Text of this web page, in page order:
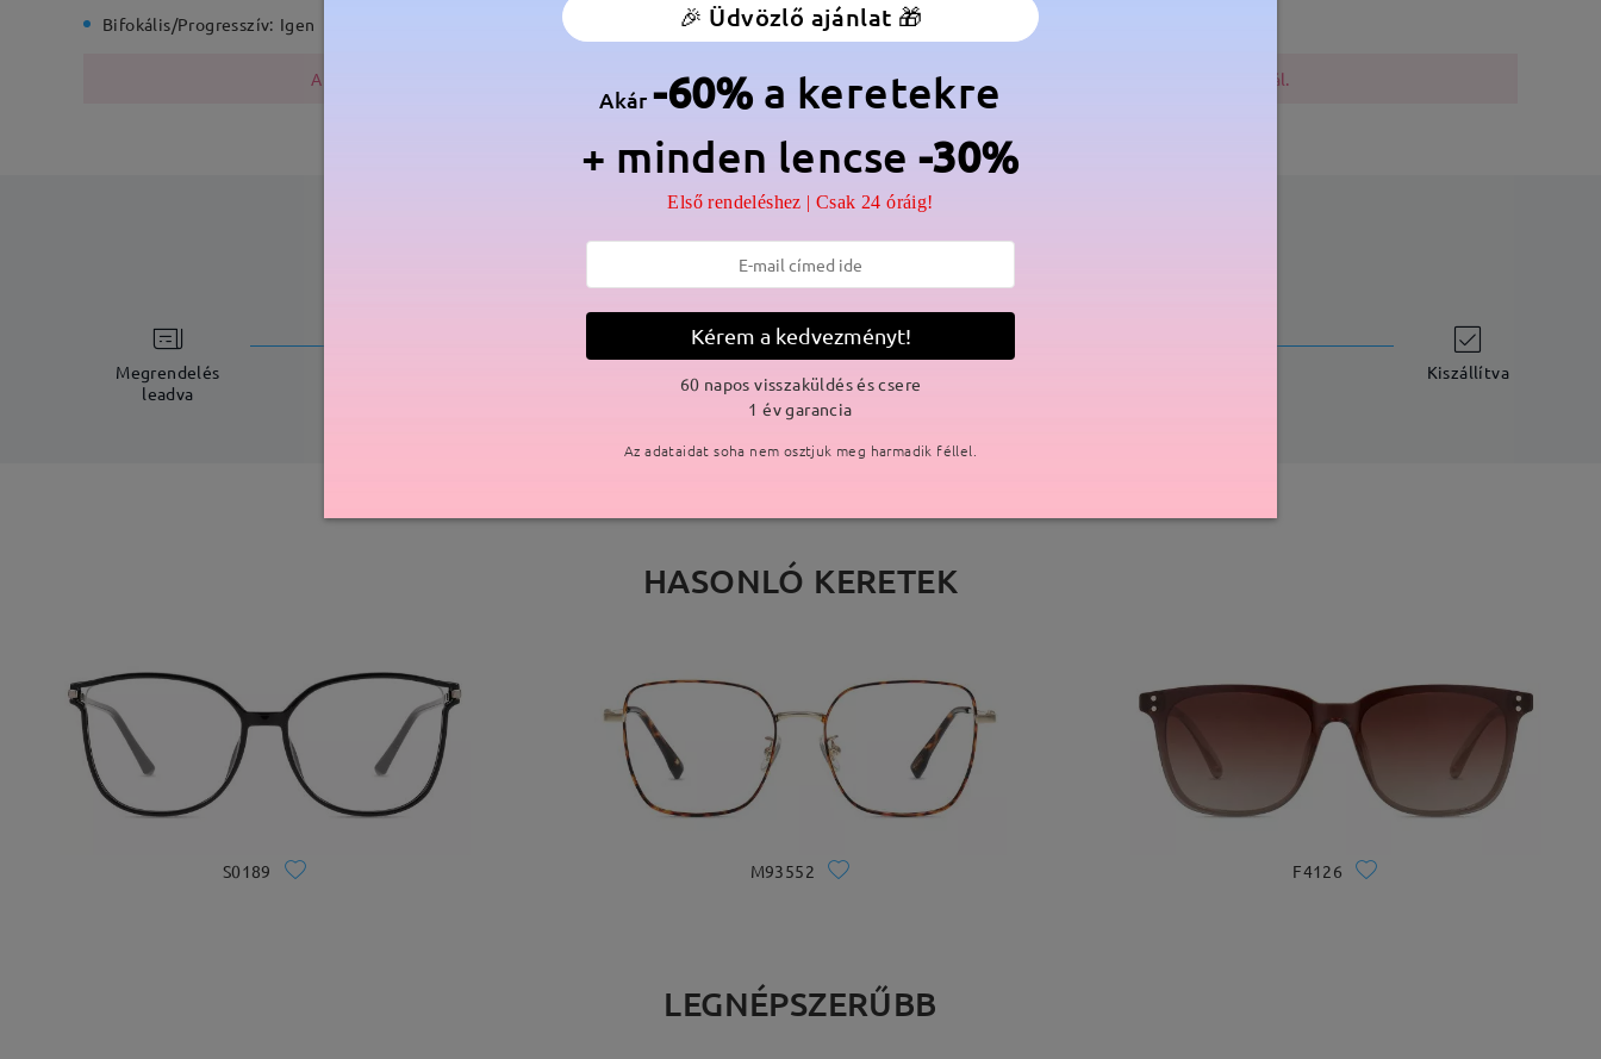
Bifokális/Progresszív: Igen Rugós zsanér: Anyag: Acetát ,Fém
A fémszerkezet nikkelt tartalmaz a gyártási folyamat miatt. Nikkelallergiás vásárlók legyenek elővigyázatosak a vásárlásnál.
SZÁLLÍTÁS
Megrendelés
leadva
részletek Kiszállítva
HASONLÓ KERETEK
S0189 M93552 F4126
LEGNÉPSZERŰBB
🎉 Üdvözlő ajánlat 🎁
Akár-60% a keretekre
+ minden lencse -30%
Első rendeléshez | Csak 24 óráig!
Kérem a kedvezményt!
60 napos visszaküldés és csere
1 év garancia
Az adataidat soha nem osztjuk meg harmadik féllel.